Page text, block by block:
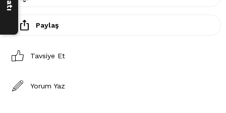
Paylaş
Tavsiye Et
Yorum Yaz